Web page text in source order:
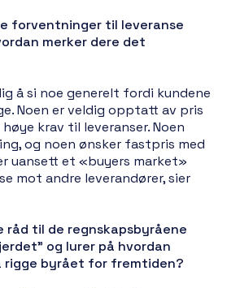
forventninger til leveranse
merker dere det
å si noe generelt fordi kundene
Noen er veldig opptatt av pris
krav til leveranser. Noen
og noen ønsker fastpris med
uansett et «buyers market»
mot andre leverandører, sier
råd til de regnskapsbyråene
og lurer på hvordan
rigge byrået for fremtiden?